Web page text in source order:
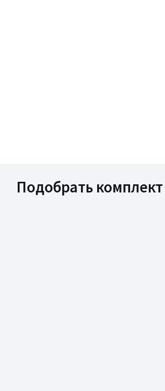
Подобрать комплект